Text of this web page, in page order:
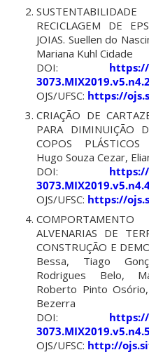
RECICLAGEM DE
JOIAS. Suellen do
Mariana Kuhl Cidade
DOI: https://
OJS/UFSC: https://
CRIAÇÃO DE
PARA DIMINUIÇÃO
COPOS PLÁSTICOS
Hugo Souza Cezar,
DOI: https://
OJS/UFSC: https://
ALVENARIAS DE
CONSTRUÇÃO E
Bessa, Tiago
Rodrigues Belo,
Roberto Pinto
Bezerra
DOI: https://
OJS/UFSC: http://